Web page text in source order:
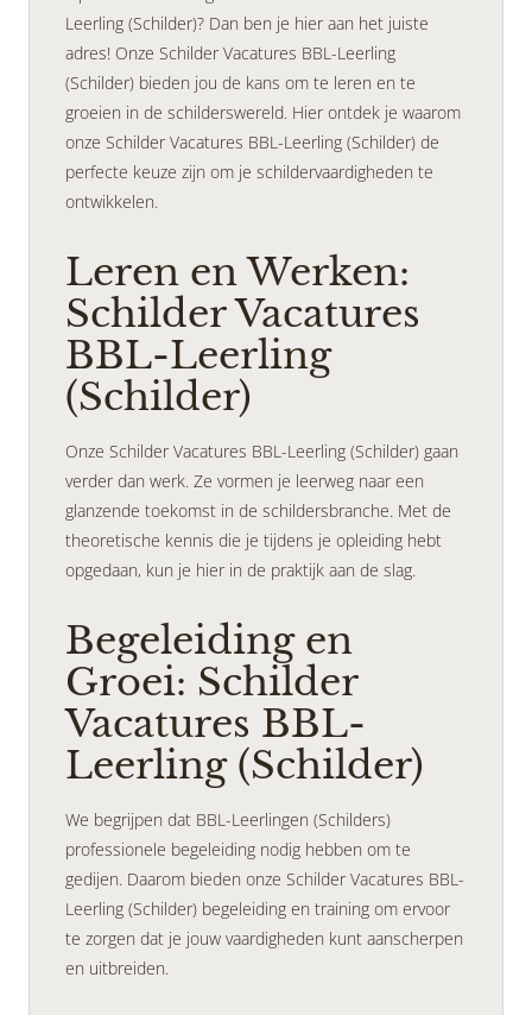
Leerling (Schilder)? Dan ben je hier aan het juiste
adres! Onze Schilder Vacatures BBL-Leerling
(Schilder) bieden jou de kans om te leren en te
groeien in de schilderswereld. Hier ontdek je waarom
onze Schilder Vacatures BBL-Leerling (Schilder) de
perfecte keuze zijn om je schildervaardigheden te
ontwikkelen.
Leren en Werken:
Schilder Vacatures
BBL-Leerling
(Schilder)
Onze Schilder Vacatures BBL-Leerling (Schilder) gaan
verder dan werk. Ze vormen je leerweg naar een
glanzende toekomst in de schildersbranche. Met de
theoretische kennis die je tijdens je opleiding hebt
opgedaan, kun je hier in de praktijk aan de slag.
Begeleiding en
Groei: Schilder
Vacatures BBL-
Leerling (Schilder)
We begrijpen dat BBL-Leerlingen (Schilders)
professionele begeleiding nodig hebben om te
gedijen. Daarom bieden onze Schilder Vacatures BBL-
Leerling (Schilder) begeleiding en training om ervoor
te zorgen dat je jouw vaardigheden kunt aanscherpen
en uitbreiden.